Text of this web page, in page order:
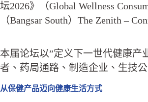
坛2026》（Global Wellness
（Bangsar South）The Zenith –
本届论坛以”定义下一世代健康产
者、药局通路、制造企业、生技
从保健产品迈向健康生活方式